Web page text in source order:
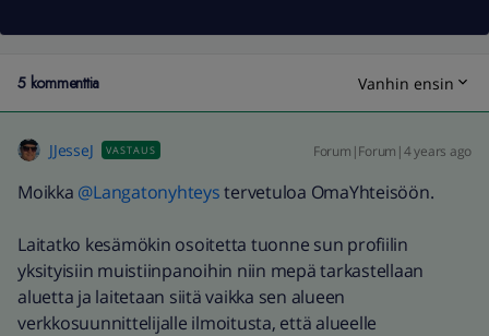
5 kommenttia Vanhin ensin
JJesseJ VASTAUS Forum|Forum|4 years ago
Moikka @Langatonyhteystervetuloa OmaYhteisöön.
Laitatko kesämökin osoitetta tuonne sun profiilin
yksityisiin muistiinpanoihin niin mepä tarkastellaan
aluetta ja laitetaan siitä vaikka sen alueen
verkkosuunnittelijalle ilmoitusta, että alueelle